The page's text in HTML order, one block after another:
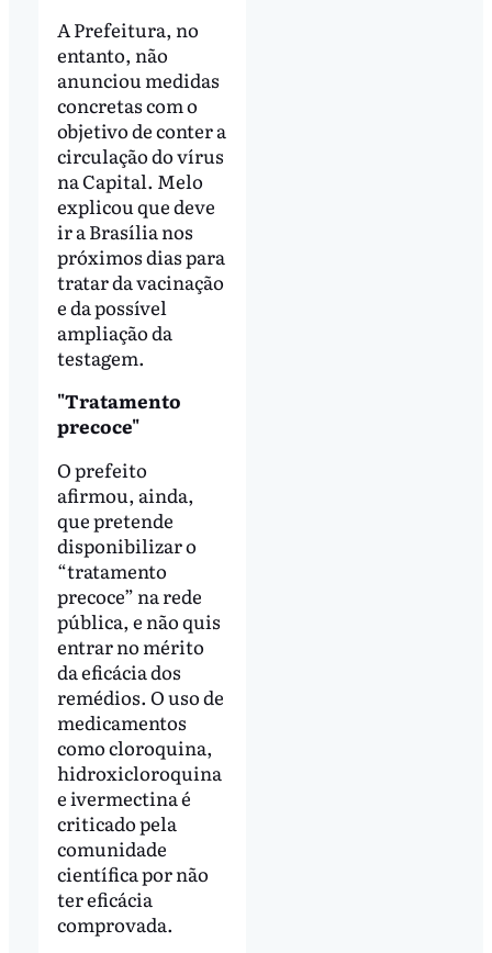
A Prefeitura, no
entanto, não
anunciou medidas
concretas com o
objetivo de conter a
circulação do vírus
na Capital. Melo
explicou que deve
ir a Brasília nos
próximos dias para
tratar da vacinação
e da possível
ampliação da
testagem.
"Tratamento
precoce"
O prefeito
afirmou, ainda,
que pretende
disponibilizar o
“tratamento
precoce” na rede
pública, e não quis
entrar no mérito
da eficácia dos
remédios. O uso de
medicamentos
como cloroquina,
hidroxicloroquina
e ivermectina é
criticado pela
comunidade
científica por não
ter eficácia
comprovada.